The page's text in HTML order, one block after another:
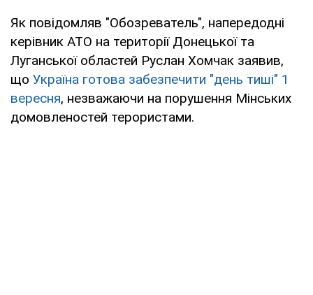
Як повідомляв "Обозреватель", напередодні
керівник АТО на території Донецької та
Луганської областей Руслан Хомчак заявив,
що Україна готова забезпечити "день тиші" 1
вересня, незважаючи на порушення Мінських
домовленостей терористами.